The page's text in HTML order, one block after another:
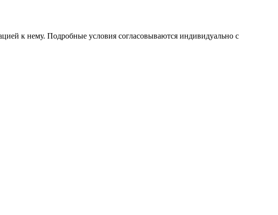
к нему. Подробные условия согласовываются индивидуально с